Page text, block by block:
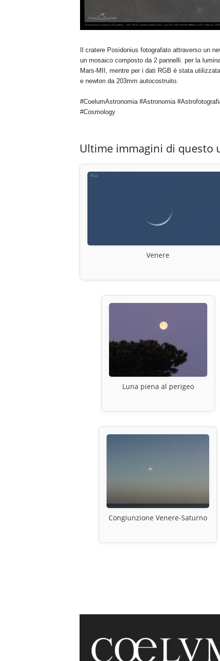
Il cratere Posidonius fotografato attraverso un
un mosaico composto da 2 pannelli. per la
Mars-MII, mentre per i dati RGB è stata
e newton da 203mm autocostruito.
#CoelumAstronomia #Astronomia
#Cosmology
Ultime immagini di questo
Venere
Luna piena al perigeo
Congiunzione Venere-Saturno